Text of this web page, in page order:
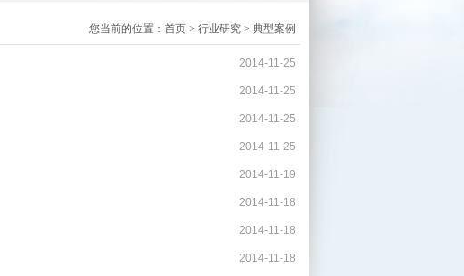
您当前的位置： 首页 > 行业研究 > 典型案例
2014-11-25
2014-11-25
2014-11-25
2014-11-25
2014-11-19
2014-11-18
2014-11-18
2014-11-18